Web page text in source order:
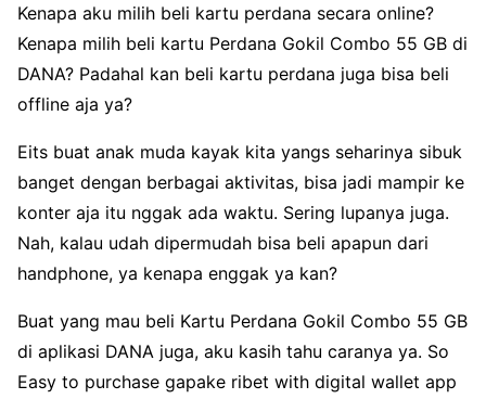
Kenapa aku milih beli kartu perdana secara online?
Kenapa milih beli kartu Perdana Gokil Combo 55 GB di
DANA? Padahal kan beli kartu perdana juga bisa beli
offline aja ya?
Eits buat anak muda kayak kita yangs seharinya sibuk
banget dengan berbagai aktivitas, bisa jadi mampir ke
konter aja itu nggak ada waktu. Sering lupanya juga.
Nah, kalau udah dipermudah bisa beli apapun dari
handphone, ya kenapa enggak ya kan?
Buat yang mau beli Kartu Perdana Gokil Combo 55 GB
di aplikasi DANA juga, aku kasih tahu caranya ya. So
Easy to purchase gapake ribet with digital wallet app